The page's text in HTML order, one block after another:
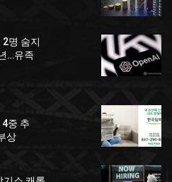
명 숨지
…유족
4중 추
상